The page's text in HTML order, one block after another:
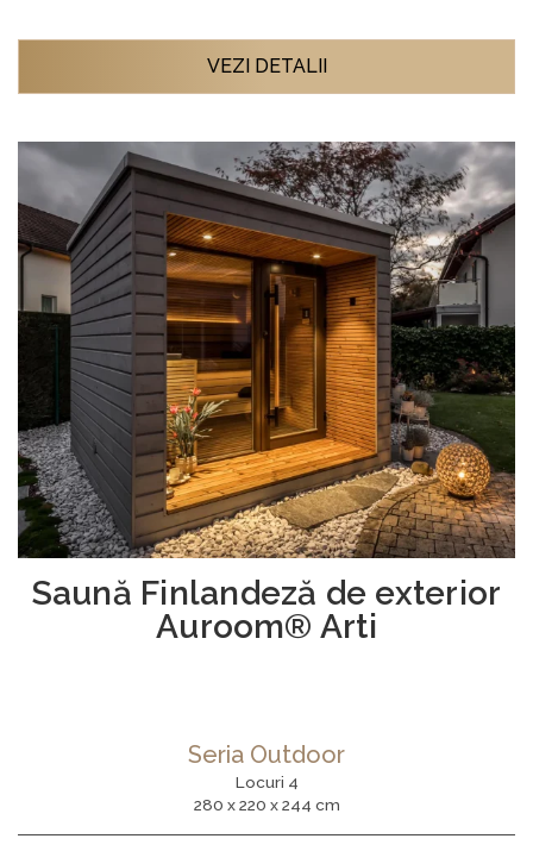
VEZI DETALII
Saună Finlandeză de exterior
Auroom® Arti
Seria Outdoor
Locuri 4
280 x 220 x 244 cm